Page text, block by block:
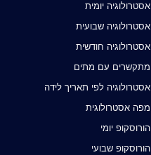
אסטרולוגיה יומית
אסטרולוגיה שבועית
אסטרולוגיה חודשית
מתקשרים עם מתים
אסטרולוגיה לפי תאריך לידה
מפה אסטרולוגית
הורוסקופ יומי
הורוסקופ שבועי